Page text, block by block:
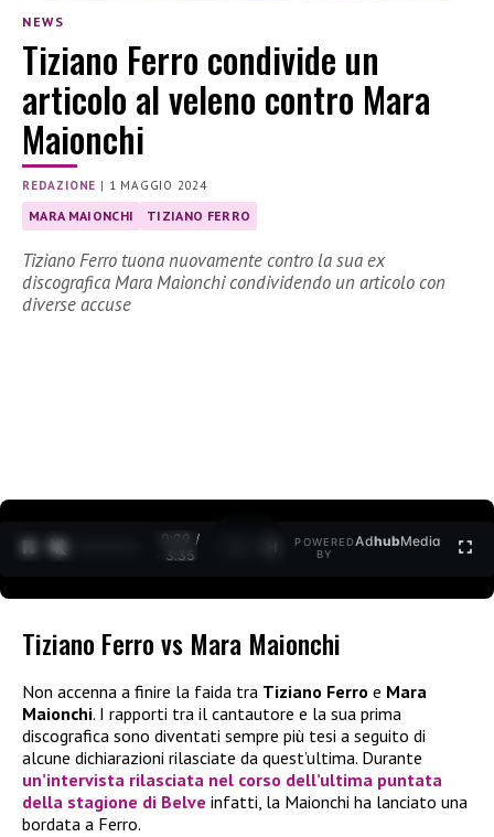
NEWS
Tiziano Ferro condivide un
articolo al veleno contro Mara
Maionchi
REDAZIONE | 1 MAGGIO 2024
MARA MAIONCHI TIZIANO FERRO
Tiziano Ferro tuona nuovamente contro la sua ex
discografica Mara Maionchi condividendo un articolo con
diverse accuse
0:30 /
3:35
POWERED
BY
AdhubMedia
Tiziano Ferro vs Mara Maionchi
Non accenna a finire la faida tra Tiziano Ferro e Mara
Maionchi. I rapporti tra il cantautore e la sua prima
discografica sono diventati sempre più tesi a seguito di
alcune dichiarazioni rilasciate da quest’ultima. Durante
un’intervista rilasciata nel corso dell’ultima puntata
della stagione di Belve infatti, la Maionchi ha lanciato una
bordata a Ferro.